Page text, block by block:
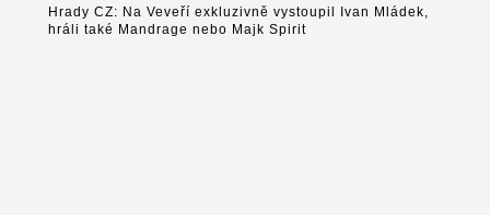
Hrady CZ: Na Veveří exkluzivně vystoupil Ivan Mládek,
hráli také Mandrage nebo Majk Spirit